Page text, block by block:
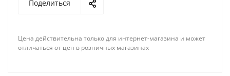
Поделиться
Цена действительна только для интернет-магазина и может
отличаться от цен в розничных магазинах